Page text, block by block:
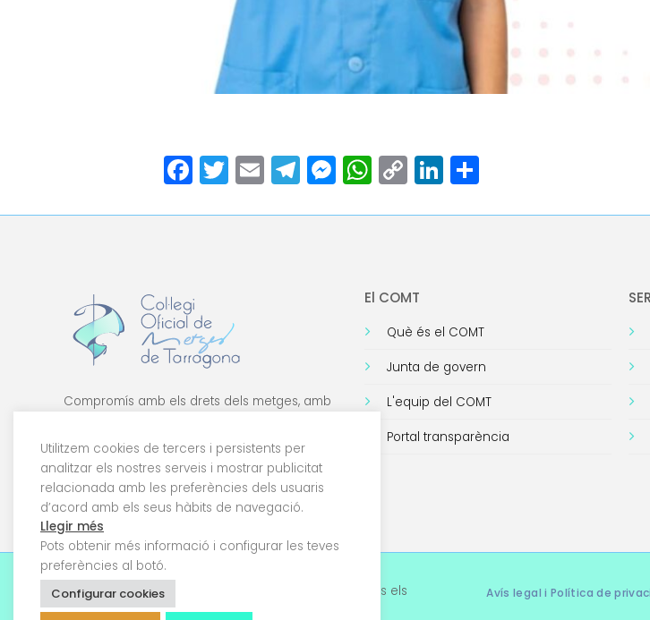
Facebook
Twitter
EmailTelegram
Messenger
WhatsApp
CopyLinkedIn
Comparteix
Compromís amb els drets dels metges, amb
El COMT
Què és el COMT
Junta de govern
L'equip del COMT
Portal transparència
© 2026 Col·legi Oficial de Metges de Tarragona. Tots els
drets reservats
Avís legal i Política de
Utilitzem cookies de tercers i persistents per
analitzar els nostres serveis i mostrar publicitat
relacionada amb les preferències dels usuaris
d’acord amb els seus hàbits de navegació.
Llegir més
Pots obtenir més informació i configurar les teves
preferències al botó.
Configurar cookies